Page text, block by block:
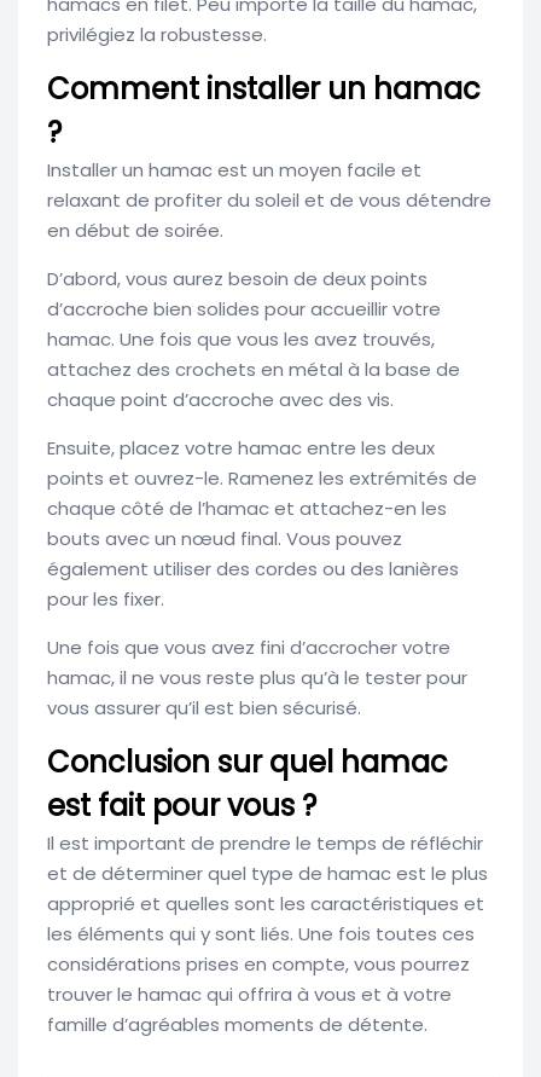
privilégiez la robustesse.
Comment installer un hamac
?
Installer un hamac est un moyen facile et
relaxant de profiter du soleil et de vous détendre
en début de soirée.
D’abord, vous aurez besoin de deux points
d’accroche bien solides pour accueillir votre
hamac. Une fois que vous les avez trouvés,
attachez des crochets en métal à la base de
chaque point d’accroche avec des vis.
Ensuite, placez votre hamac entre les deux
points et ouvrez-le. Ramenez les extrémités de
chaque côté de l’hamac et attachez-en les
bouts avec un nœud final. Vous pouvez
également utiliser des cordes ou des lanières
pour les fixer.
Une fois que vous avez fini d’accrocher votre
hamac, il ne vous reste plus qu’à le tester pour
vous assurer qu’il est bien sécurisé.
Conclusion sur quel hamac
est fait pour vous ?
Il est important de prendre le temps de réfléchir
et de déterminer quel type de hamac est le plus
approprié et quelles sont les caractéristiques et
les éléments qui y sont liés. Une fois toutes ces
considérations prises en compte, vous pourrez
trouver le hamac qui offrira à vous et à votre
famille d’agréables moments de détente.